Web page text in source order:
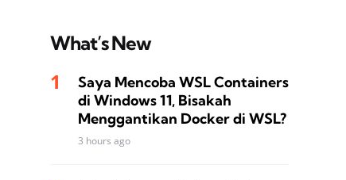
What’s New
Saya Mencoba WSL Containers
di Windows 11, Bisakah
Menggantikan Docker di WSL?
3 hours ago